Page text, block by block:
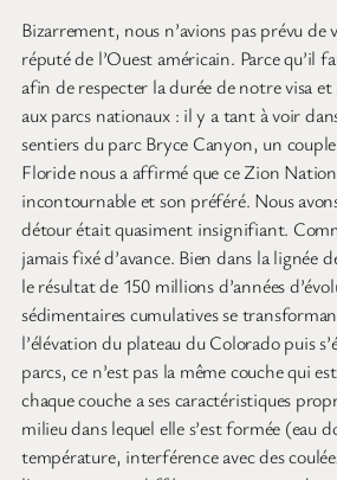
Bizarrement, nous n’avions pas prévu
réputé de l’Ouest américain. Parce qu’il
afin de respecter la durée de notre visa
aux parcs nationaux : il y a tant à voir
sentiers du parc Bryce Canyon, un
Floride nous a affirmé que ce Zion
incontournable et son préféré. Nous
détour était quasiment insignifiant.
jamais fixé d’avance. Bien dans la lignée
le résultat de 150 millions d’années
sédimentaires cumulatives se
l’élévation du plateau du Colorado puis
parcs, ce n’est pas la même couche qui
chaque couche a ses caractéristiques
milieu dans lequel elle s’est formée (eau
température, interférence avec des